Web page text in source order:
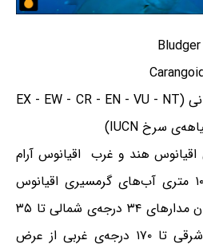
گونه‌ی با کم‌ترین نگرانی (EX - EW - CR - EN - VU - NT
هند و غرب اقیانوس آرام
[بازگویی بیشتر: ژرفای ۱۲ تا ۱۰۰ متری آب‌های گرمسیری اقیانوس
هند و غرب اقیانوس آرام، میان مدارهای ۳۴ درجه‌ی شمالی تا ۳۵
درجه‌ی جنوبی و ۲۵ درجه‌ی شرقی تا ۱۷۰ درجه‌ی غربی از عرض